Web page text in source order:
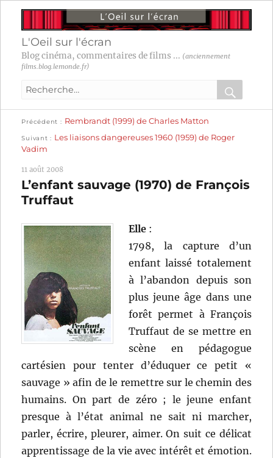
L'Oeil sur l'écran
Blog cinéma, commentaires de films ... (anciennement
films.blog.lemonde.fr)
Recherche
:
OK
Navigation
de
l’article
Précédent
précédente :
Rembrandt (1999) de Charles Matton
Suivant
suivante :
Les liaisons dangereuses 1960 (1959) de Roger
Vadim
11 août 2008
L’enfant sauvage (1970) de François
Truffaut
Elle :
1798, la capture d’un
enfant laissé totalement
à l’abandon depuis son
plus jeune âge dans une
forêt permet à François
Truffaut de se mettre en
scène en pédagogue
cartésien pour tenter d’éduquer ce petit «
sauvage » afin de le remettre sur le chemin des
humains. On part de zéro ; le jeune enfant
presque à l’état animal ne sait ni marcher,
parler, écrire, pleurer, aimer. On suit ce délicat
apprentissage de la vie avec intérêt et émotion.